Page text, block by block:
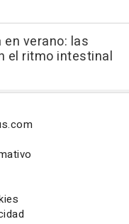
verano: las
el ritmo intestinal